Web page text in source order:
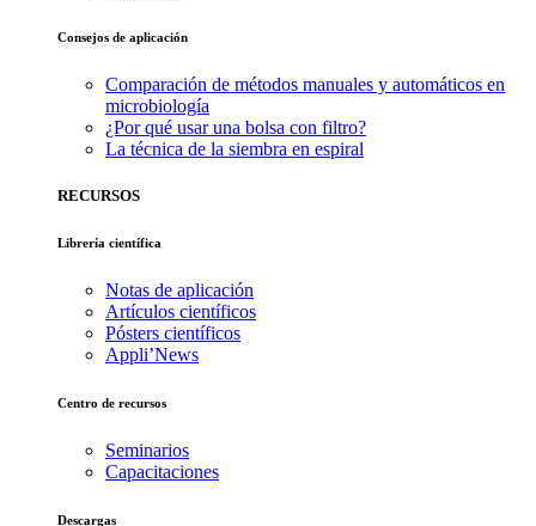
Consejos de aplicación
Comparación de métodos manuales y automáticos en
microbiología
¿Por qué usar una bolsa con filtro?
La técnica de la siembra en espiral
RECURSOS
Librería científica
Notas de aplicación
Artículos científicos
Pósters científicos
Appli’News
Centro de recursos
Seminarios
Capacitaciones
Descargas